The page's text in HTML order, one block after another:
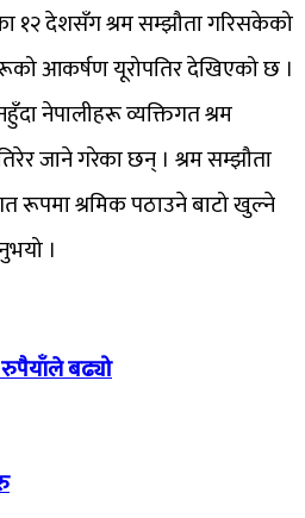
१२ देशसँग श्रम सम्झौता गरिसकेको
आकर्षण यूरोपतिर देखिएको छ ।
नेपालीहरू व्यक्तिगत श्रम
जाने गरेका छन् । श्रम सम्झौता
रूपमा श्रमिक पठाउने बाटो खुल्ने
।
बढ्यो